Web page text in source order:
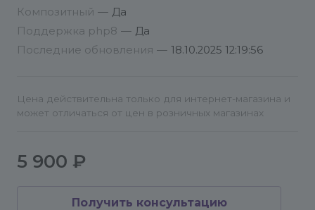
Композитный — Да
Поддержка php8 — Да
Последние обновления — 18.10.2025 12:19:56
Цена действительна только для интернет-магазина и
может отличаться от цен в розничных магазинах
5 900 ₽
Получить консультацию